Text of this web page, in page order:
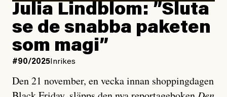
Julia Lindblom: ”Sluta
se de snabba paketen
som magi”
#90/2025 Inrikes
Den 21 november, en vecka innan shoppingdagen